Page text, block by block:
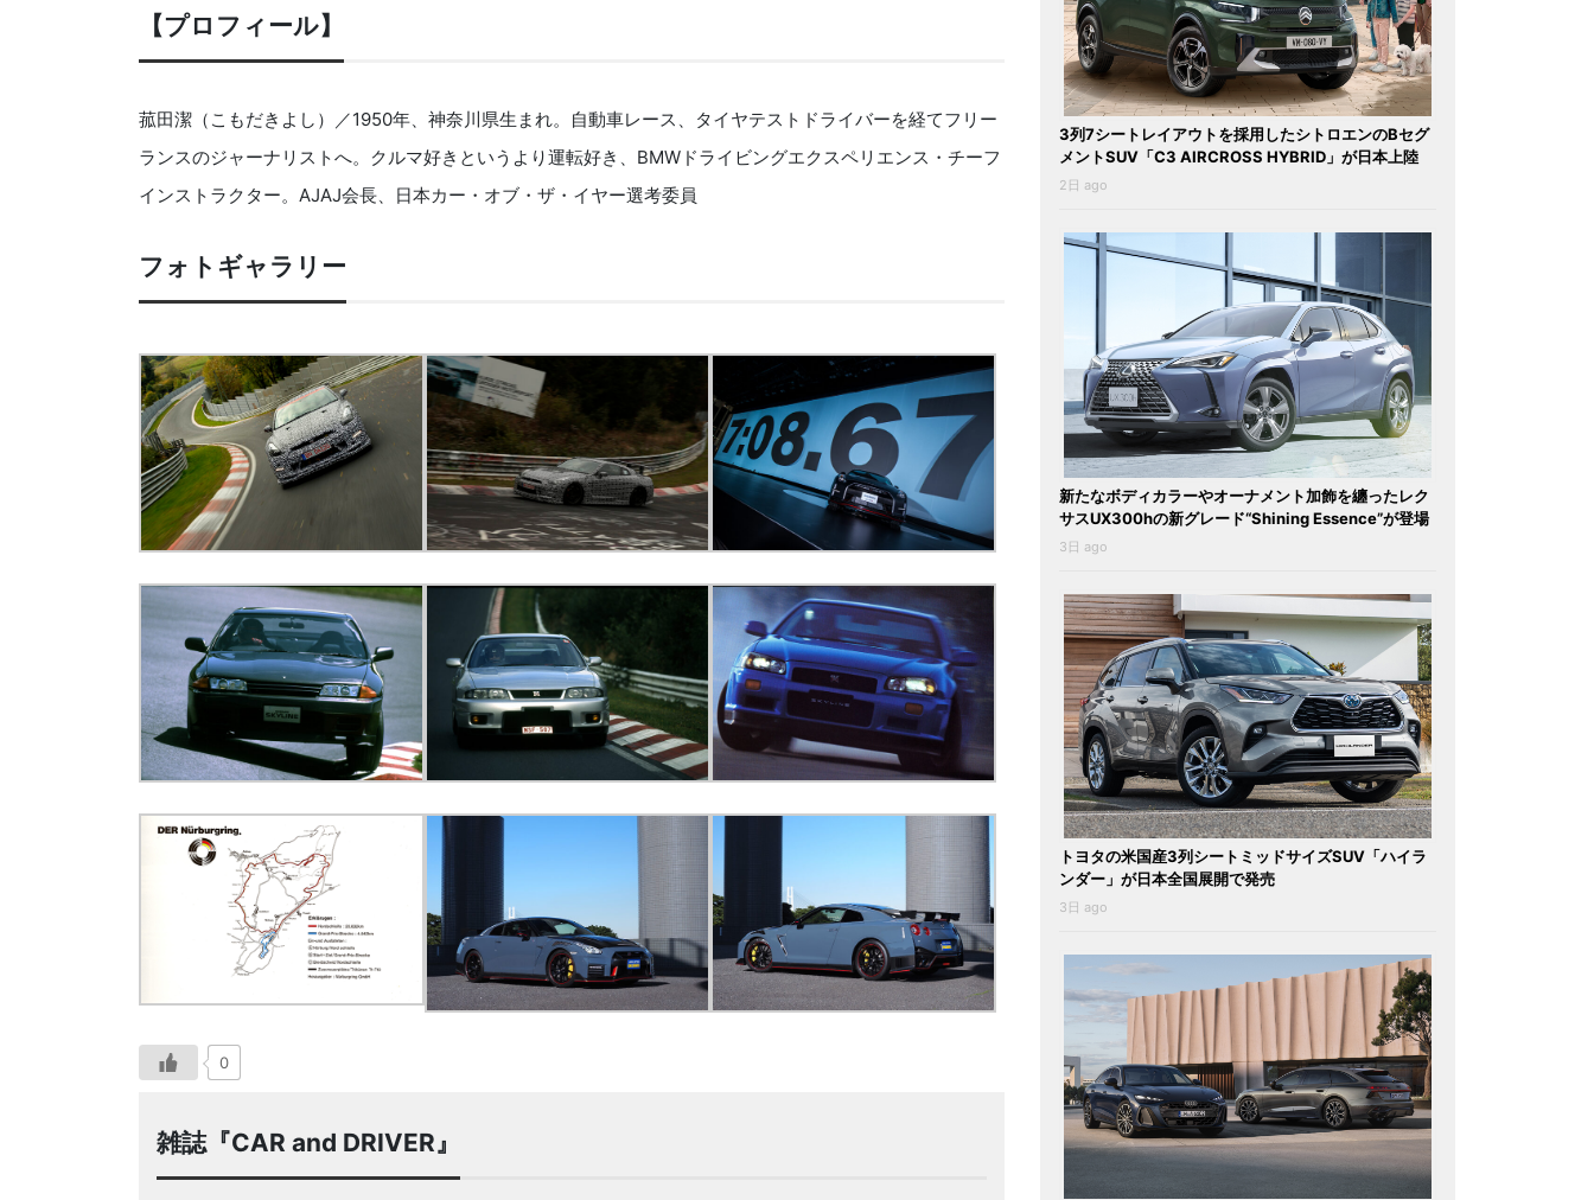
【プロフィール】
菰田潔（こもだきよし）／1950年、神奈川県生まれ。自動車レース、タイヤテストドライバーを経てフリー
ランスのジャーナリストへ。クルマ好きというより運転好き、BMWドライビングエクスペリエンス・チーフ
インストラクター。AJAJ会長、日本カー・オブ・ザ・イヤー選考委員
フォトギャラリー
0
雑誌『CAR and DRIVER』
3列7シートレイアウトを採用したシトロエンのBセグ
メントSUV「C3 AIRCROSS HYBRID」が日本上陸
2日 ago
新たなボディカラーやオーナメント加飾を纏ったレク
サスUX300hの新グレード“Shining Essence”が登場
3日 ago
トヨタの米国産3列シートミッドサイズSUV「ハイラ
ンダー」が日本全国展開で発売
3日 ago